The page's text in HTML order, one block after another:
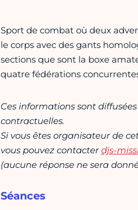
Sport de combat où deux
le corps avec des gants
sections que sont la boxe
quatre fédérations
Ces informations sont
contractuelles.
Si vous êtes organisateur de
vous pouvez contacterdjs-
(aucune réponse ne sera
Séances